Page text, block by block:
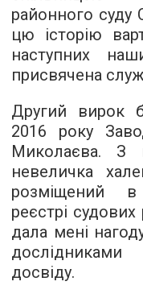
районного суду
цю історію
наступних
присвячена
Другий вирок
2016 року
Миколаєва. З
невеличка
розміщений
реєстрі
дала мені
досвіду.